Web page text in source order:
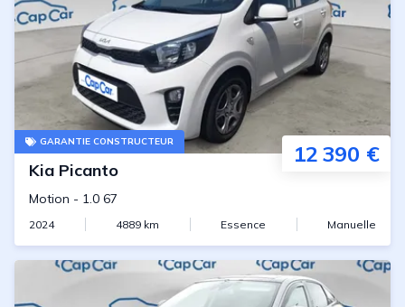
GARANTIE CONSTRUCTEUR 12 390 €
Kia Picanto
Motion - 1.0 67
2024 4889 km Essence Manuelle